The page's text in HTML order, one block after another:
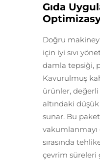
Gıda
Doğru
için iyi sıvı
damla tepsiği,
Kavurulmuş
ürünler, değerli
altındaki
sunar. Bu
vakumlanmayı
sırasında
çevrim süreleri